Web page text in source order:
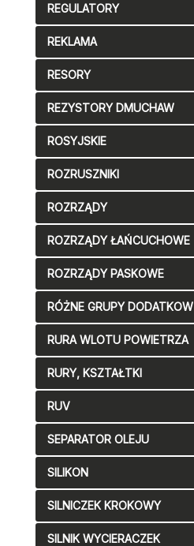
REGULATORY
REKLAMA
RESORY
REZYSTORY DMUCHAW
ROSYJSKIE
ROZRUSZNIKI
ROZRZĄDY
ROZRZĄDY ŁAŃCUCHOWE
ROZRZĄDY PASKOWE
RÓŻNE GRUPY DODATKOW
RURA WLOTU POWIETRZA
RURY, KSZTAŁTKI
RUV
SEPARATOR OLEJU
SILIKON
SILNICZEK KROKOWY
SILNIK WYCIERACZEK